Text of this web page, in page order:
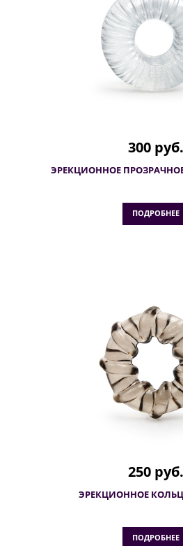
300 руб.
ЭРЕКЦИОННОЕ
ПОДРОБНЕЕ
250 руб.
ЭРЕКЦИОННОЕ
ПОДРОБНЕЕ